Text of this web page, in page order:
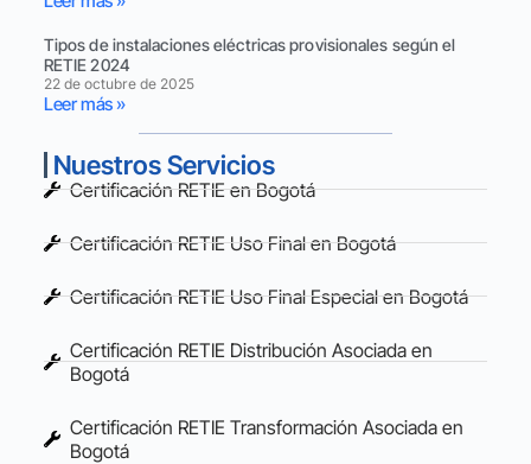
Tipos de instalaciones eléctricas provisionales según el
RETIE 2024
22 de octubre de 2025
Leer más »
Nuestros Servicios
Certificación RETIE en Bogotá
Certificación RETIE Uso Final en Bogotá
Certificación RETIE Uso Final Especial en Bogotá
Certificación RETIE Distribución Asociada en
Bogotá
Certificación RETIE Transformación Asociada en
Bogotá